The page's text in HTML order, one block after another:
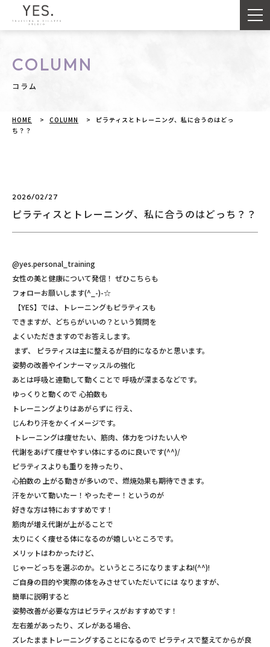
COLUMN
コラム
HOME > COLUMN >
ピラティスとトレーニング、私に合うのはどっ
ち？？
ピラティスとトレーニング、私に合うのはどっち？？
2026/02/27
@yes.personal_training
女性の美と健康について発信！ ぜひこちらも
フォローお願いします(^_-)-☆
【YES】では、トレーニングもピラティスも
できますが、どちらがいいの？という質問を
よくいただきますのでお答えします。
まず、 ピラティスは主に整えるが目的になるかと思います。
姿勢の改善やインナーマッスルの強化
あとは呼吸と連動して動くことで 呼吸が深まるなどです。
ゆっくりと動くので 心拍数も
トレーニングよりはあがらずに 行え、
じんわり汗をかくイメージです。
トレーニングは痩せたい、筋肉、体力をつけたい人や
代謝をあげて痩せやすい体にするのに良いです(^^)/
ピラティスよりも重りを持ったり、
心拍数の 上がる動きが多いので、燃焼効果も期待できます。
汗をかいて動いたー！やったぞー！というのが
好きな方は特におすすめです！
筋肉が増え代謝が上がることで
太りにくく痩せる体になるのが嬉しいところです。
メリットはわかったけど、
じゃーどっちを選ぶのか。というところになりますよね!(^^)!
ご自身の目的や実際の体をみさせていただいてには なりますが、
簡単に説明すると
姿勢改善が必要な方はピラティスがおすすめです！
左右差があったり、ズレがある場合、
ズレたままトレーニングすることになるので ピラティスで整えてからが良